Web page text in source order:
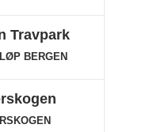
Travpark
BERGEN